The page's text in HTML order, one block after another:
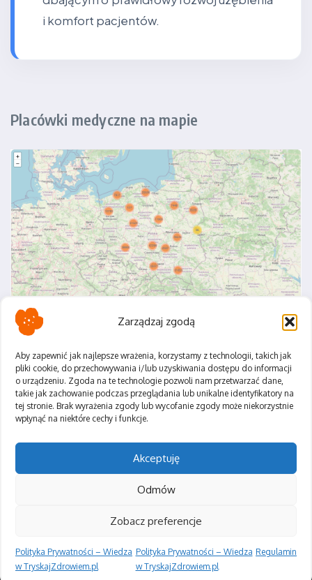
Zarządzaj zgodą
Aby zapewnić jak najlepsze wrażenia, korzystamy z technologii, takich jak
pliki cookie, do przechowywania i/lub uzyskiwania dostępu do informacji
o urządzeniu. Zgoda na te technologie pozwoli nam przetwarzać dane,
takie jak zachowanie podczas przeglądania lub unikalne identyfikatory na
tej stronie. Brak wyrażenia zgody lub wycofanie zgody może niekorzystnie
wpłynąć na niektóre cechy i funkcje.
Akceptuję
Odmów
Zobacz preferencje
Polityka Prywatności – Wiedza
w TryskajZdrowiem.pl
Polityka Prywatności – Wiedza
w TryskajZdrowiem.pl
Regulamin
i komfort pacjentów.
Placówki medyczne na mapie
Polityka Prywatności
Regulamin
Copyright © 2026 Tryskaj Zdrowiem | Zasilane przezMagazyn
informacyjny X